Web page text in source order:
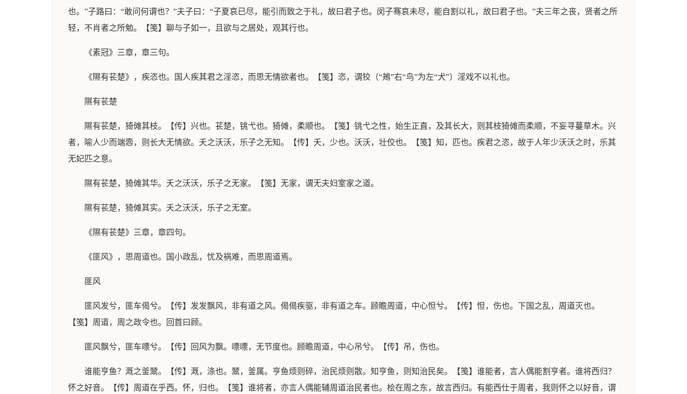
也。”子路曰：“敢问何谓也？”夫子曰：“子夏哀已尽，能引而致之于礼，故曰君子也。闵子骞哀未尽，能自割以礼，故曰君子也。”夫三年之丧，贤者之所
轻，不肖者之所勉。【笺】聊与子如一，且欲与之居处，观其行也。
《素冠》三章，章三句。
《隰有苌楚》，疾恣也。国人疾其君之淫恣，而思无情欲者也。【笺】恣，谓狡（“鴂”右“鸟”为左“犬”）淫戏不以礼也。
隰有苌楚
隰有苌楚，猗傩其枝。【传】兴也。苌楚，铫弋也。猗傩，柔顺也。【笺】铫弋之性，始生正直，及其长大，则其枝猗傩而柔顺，不妄寻蔓草木。兴
者，喻人少而端悫，则长大无情欲。夭之沃沃，乐子之无知。【传】夭，少也。沃沃，壮佼也。【笺】知，匹也。疾君之恣，故于人年少沃沃之时，乐其
无妃匹之意。
隰有苌楚，猗傩其华。夭之沃沃，乐子之无家。【笺】无家，谓无夫妇室家之道。
隰有苌楚，猗傩其实。夭之沃沃，乐子之无室。
《隰有苌楚》三章，章四句。
《匪风》，思周道也。国小政乱，忧及祸难，而思周道焉。
匪风
匪风发兮，匪车偈兮。【传】发发飘风，非有道之风。偈偈疾驱，非有道之车。顾瞻周道，中心怛兮。【传】怛，伤也。下国之乱，周道灭也。
【笺】周道，周之政令也。回首曰顾。
匪风飘兮，匪车嘌兮。【传】回风为飘。嘌嘌，无节度也。顾瞻周道，中心吊兮。【传】吊，伤也。
谁能亨鱼？溉之釜鬵。【传】溉，涤也。鬵，釜属。亨鱼烦则碎，治民烦则散。知亨鱼，则知治民矣。【笺】谁能者，言人偶能割亨者。谁将西归？
怀之好音。【传】周道在乎西。怀，归也。【笺】谁将者，亦言人偶能辅周道治民者也。桧在周之东，故言西归。有能西仕于周者，我则怀之以好音，谓